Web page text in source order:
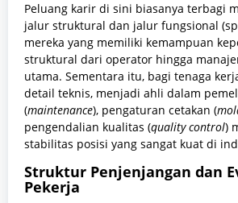
Peluang karir di sini biasanya terbagi
jalur struktural dan jalur fungsional
mereka yang memiliki kemampuan
struktural dari operator hingga
utama. Sementara itu, bagi tenaga
detail teknis, menjadi ahli dalam
(maintenance), pengaturan cetakan (
pengendalian kualitas (quality control)
stabilitas posisi yang sangat kuat di
Struktur Penjenjangan dan
Pekerja